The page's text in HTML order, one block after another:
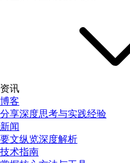
资讯
博客
分享深度思考与实践经验
新闻
要文纵览深度解析
技术指南